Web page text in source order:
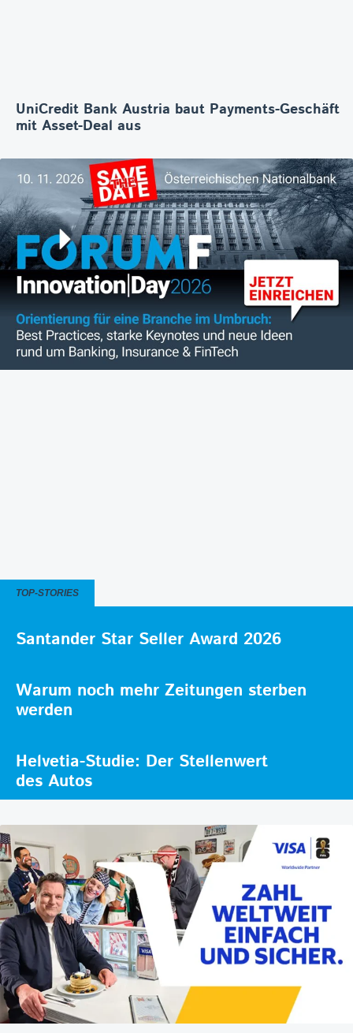
UniCredit Bank Austria baut Payments-Geschäft
mit Asset-Deal aus
TOP-STORIES
Santander Star Seller Award 2026
Warum noch mehr Zeitungen sterben
werden
Helvetia-Studie: Der Stellenwert
des Autos